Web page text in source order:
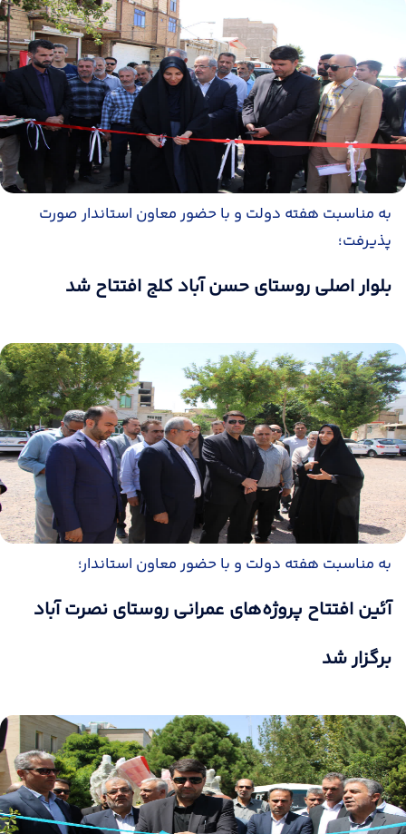
به مناسبت هفته دولت و با حضور معاون استاندار صورت
پذیرفت؛
بلوار اصلی روستای حسن آباد کلج افتتاح شد
به مناسبت هفته دولت و با حضور معاون استاندار؛
آئین افتتاح پروژه‌های عمرانی روستای نصرت آباد
برگزار شد